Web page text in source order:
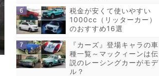
税金が安くて使いやすい
1000cc（リッターカー）
のおすすめ16選
『カーズ』登場キャラの車
種一覧～マックィーンは伝
説のレーシングカーがモデ
ル？